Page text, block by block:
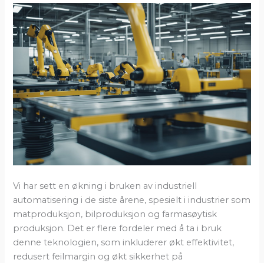
Vi har sett en økning i bruken av industriell
automatisering i de siste årene, spesielt i industrier som
matproduksjon, bilproduksjon og farmasøytisk
produksjon. Det er flere fordeler med å ta i bruk
denne teknologien, som inkluderer økt effektivitet,
redusert feilmargin og økt sikkerhet på